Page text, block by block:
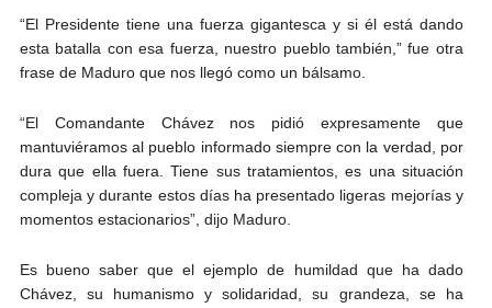
“El Presidente tiene una fuerza gigantesca y si él está dando
esta batalla con esa fuerza, nuestro pueblo también,” fue otra
frase de Maduro que nos llegó como un bálsamo.
“El Comandante Chávez nos pidió expresamente que
mantuviéramos al pueblo informado siempre con la verdad, por
dura que ella fuera. Tiene sus tratamientos, es una situación
compleja y durante estos días ha presentado ligeras mejorías y
momentos estacionarios”, dijo Maduro.
Es bueno saber que el ejemplo de humildad que ha dado
Chávez, su humanismo y solidaridad, su grandeza, se ha